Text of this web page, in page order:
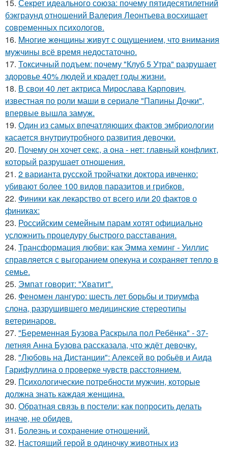
15. Секрет идеального союза: почему пятидесятилетний
бэкграунд отношений Валерия Леонтьева восхищает
современных психологов.
16. Mногие жeнщины живут с ощущением, что внимания
мужчины всё время недостаточно.
17. Токсичный подъем: почему "Клуб 5 Утра" разрушает
здоровье 40% людей и крадет годы жизни.
18. В свои 40 лет актриса Мирослава Карпович,
известная по роли маши в сериале "Папины Дочки",
впервые вышла замуж.
19. Один из самых впечатляющих фактов эмбриологии
касается внутриутробного развития девочки.
20. Почему он хочет секс, а она - нет: главный конфликт,
который разрушает отношения.
21. 2 варианта русской тройчатки доктора ивченко:
убивают более 100 видов паразитов и грибков.
22. Финики как лекарство от всего или 20 фактов о
финикaх:
23. Российским семейным парам хотят официально
усложнить процедуру быстрого расставания.
24. Трансформация любви: как Эмма хеминг - Уиллис
справляется с выгоранием опекуна и сохраняет тепло в
семье.
25. Эмпат говорит: "Хватит".
26. Феномен лангуро: шесть лет борьбы и триумфа
слона, разрушившего медицинские стереотипы
ветеринаров.
27. "Беременная Бузова Раскрыла пол Ребёнка" - 37-
летняя Анна Бузова рассказала, что ждёт девочку.
28. "Любовь на Дистанции": Алексей во робьёв и Аида
Гарифуллина о проверке чувств расстоянием.
29. Психологические потребности мужчин, которые
должна знать каждая женщина.
30. Обратная связь в постели: как попросить делать
иначе, не обидев.
31. Болезнь и сохранение отношений.
32. Настоящий герой в одиночку животных из